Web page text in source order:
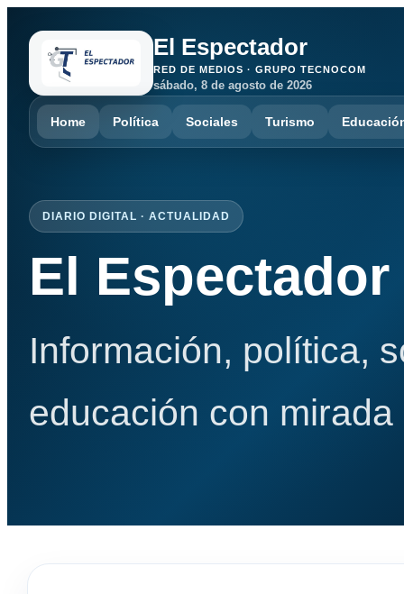
El Espectador
RED DE MEDIOS · GRUPO TECNOCOM
sábado, 8 de agosto de 2026
Home Política Sociales Turismo
DIARIO DIGITAL · ACTUALIDAD
El Espectador
Información, política,
educación con